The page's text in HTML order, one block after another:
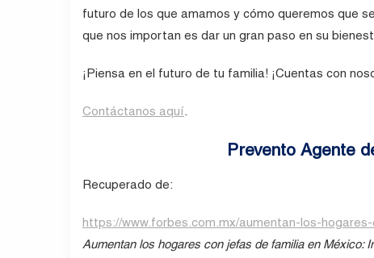
futuro de los que amamos y cómo queremos que
que nos importan es dar un gran paso en su
¡Piensa en el futuro de tu familia! ¡Cuentas con
Contáctanos aquí.
Prevento Agente
Recuperado de:
https://www.forbes.com.mx/aumentan-los-
Aumentan los hogares con jefas de familia en México: